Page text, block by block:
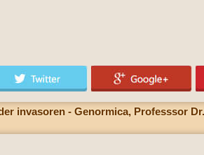
invasoren - Genormica, Professsor